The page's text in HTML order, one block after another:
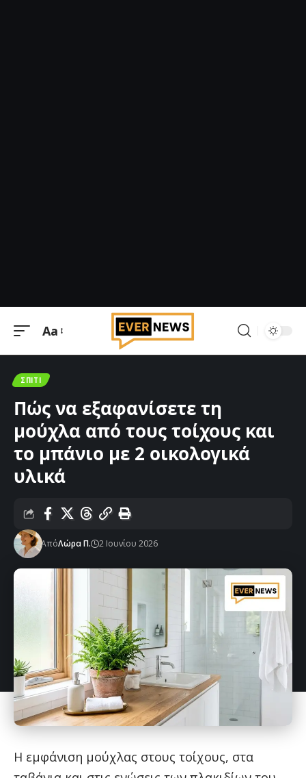
Μεγέθυνση
Aa
ΣΠΊΤΙ
Πώς να εξαφανίσετε τη
μούχλα από τους τοίχους και
το μπάνιο με 2 οικολογικά
υλικά
ΑπόΛώρα Π. 2 Ιουνίου 2026
Η εμφάνιση μούχλας στους τοίχους, στα